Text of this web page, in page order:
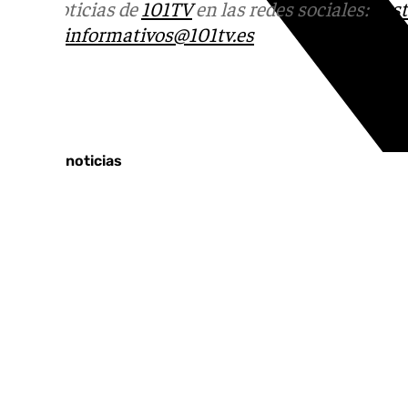
Más noticias de 101TVen las redes sociales:
informativos@101tv.es
Últimas noticias